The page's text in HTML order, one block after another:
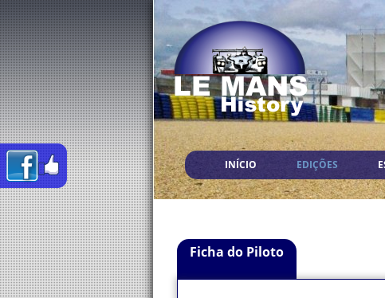
INÍCIO EDIÇÕES
Ficha do Piloto